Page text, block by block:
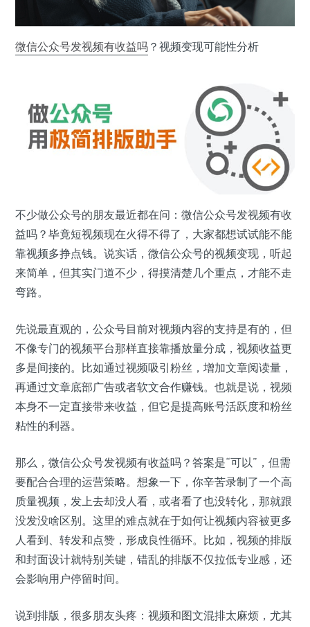
微信公众号发视频有收益吗 ？视频变现可能性分析
不少做公众号的朋友最近都在问：微信公众号发视频有收
益吗？毕竟短视频现在火得不得了，大家都想试试能不能
靠视频多挣点钱。说实话，微信公众号的视频变现，听起
来简单，但其实门道不少，得摸清楚几个重点，才能不走
弯路。
先说最直观的，公众号目前对视频内容的支持是有的，但
不像专门的视频平台那样直接靠播放量分成，视频收益更
多是间接的。比如通过视频吸引粉丝，增加文章阅读量，
再通过文章底部广告或者软文合作赚钱。也就是说，视频
本身不一定直接带来收益，但它是提高账号活跃度和粉丝
粘性的利器。
那么，微信公众号发视频有收益吗？答案是“可以”，但需
要配合合理的运营策略。想象一下，你辛苦录制了一个高
质量视频，发上去却没人看，或者看了也没转化，那就跟
没发没啥区别。这里的难点就在于如何让视频内容被更多
人看到、转发和点赞，形成良性循环。比如，视频的排版
和封面设计就特别关键，错乱的排版不仅拉低专业感，还
会影响用户停留时间。
说到排版，很多朋友头疼：视频和图文混排太麻烦，尤其